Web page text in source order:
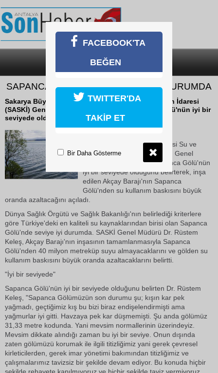
SON DAKİKA
SAPANCA GÖLÜ’NÜN SEVİYESİ İYİ DURUMDA
Sakarya Büyükşehir Belediyesi Su ve Kanalizasyon İdaresi
(SASKİ) Genel Müdürü Rüstem Keleş Sapanca Gölü'nün iyi bir
seviyede olduğunu belirterek, inşa...
Sakarya Büyükşehir Belediyesi Su ve
Kanalizasyon İdaresi (SASKİ) Genel
Müdürü Rüstem Keleş Sapanca Gölü'nün
iyi bir seviyede olduğunu belirterek, inşa
edilen Akçay Barajı'nın Sapanca
Gölü'nden su kullanım baskısını büyük
oranda azaltacağını açıladı.
Dünya Sağlık Örgütü ve Sağlık Bakanlığı'nın belirlediği kriterlere
göre Türkiye'deki en kaliteli su kaynaklarından birisi olan Sapanca
Gölü'nde seviye iyi durumda. SASKİ Genel Müdürü Dr. Rüstem
Keleş, Akçay Barajı'nın inşasının tamamlanmasıyla Sapanca
Gölü'nden 40 milyon metreküp suyu almayacaklarını ve gölden su
kullanım baskısını büyük oranda azaltacaklarını belirtti.
"İyi bir seviyede"
Sapanca Gölü'nün iyi bir seviyede olduğunu belirten Dr. Rüstem
Keleş, "Sapanca Gölümüzün son durumu şu; kışın kar pek
yağmadı, geçtiğimiz kış bu bizi biraz endişelendirmişti ama
yağmurlar iyi gitti. Havzaya pek kar düşmemişti. Şu anda gölümüz
31,33 metre kodunda. Yani mevsim normallerinin üzerindeyiz.
Mevsim dikkate alındığı zaman bu iyi bir seviye. Onun dışında
zaten gölümüzü korumak ile ilgili titizliğimiz yani gerek çevresel
kirleticilerden, gerek imar yönetimi bakımından titizliğimiz ve
çalışmalarımız tavizsiz bir şekilde devam ediyor. Bu konuda hiçbir
FACEBOOK'TA
BEĞEN
TWITTER'DA
TAKİP ET
Bir Daha Gösterme